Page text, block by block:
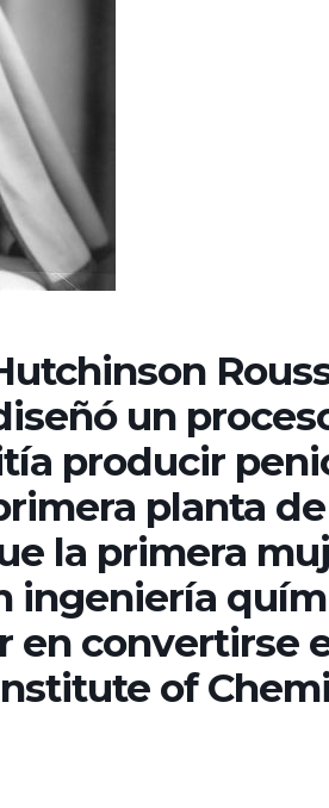
un
producir
planta de
la primera
ingeniería
en convertirse
of